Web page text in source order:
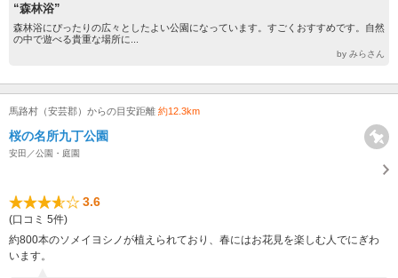
“森林浴”
森林浴にぴったりの広々としたよい公園になっています。すごくおすすめです。自然
の中で遊べる貴重な場所に...
by みらさん
馬路村（安芸郡）からの目安距離 約12.3km
桜の名所九丁公園
安田／公園・庭園
3.6
(口コミ 5件)
約800本のソメイヨシノが植えられており、春にはお花見を楽しむ人でにぎわ
います。